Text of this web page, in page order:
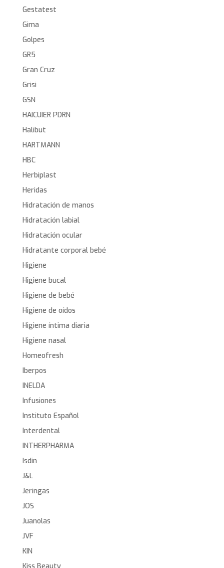
Gestatest
Gima
Golpes
GR5
Gran Cruz
Grisi
GSN
HAICUIER PDRN
Halibut
HARTMANN
HBC
Herbiplast
Heridas
Hidratación de manos
Hidratación labial
Hidratación ocular
Hidratante corporal bebé
Higiene
Higiene bucal
Higiene de bebé
Higiene de oídos
Higiene íntima diaria
Higiene nasal
Homeofresh
Iberpos
INELDA
Infusiones
Instituto Español
Interdental
INTHERPHARMA
Isdin
J&L
Jeringas
JOS
Juanolas
JVF
KIN
Kiss Beauty